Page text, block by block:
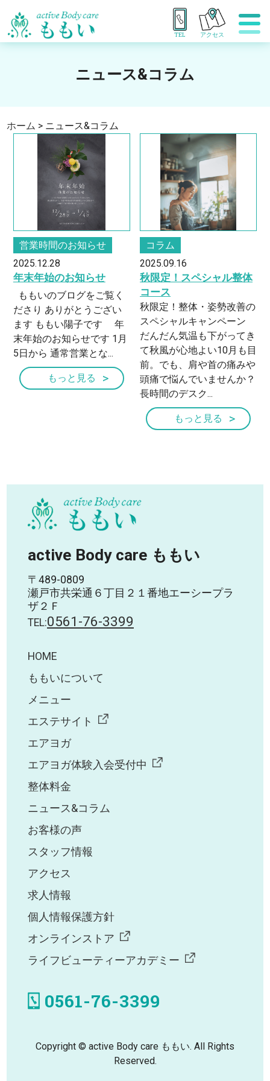
TEL アクセス
ニュース&コラム
ホーム > ニュース&コラム
営業時間のお知らせ
2025.12.28
年末年始のお知らせ
ももいのブログをご覧く
ださり ありがとうござい
ます ももい陽子です 年
末年始のお知らせです 1月
5日から 通常営業とな...
もっと見る
コラム
2025.09.16
秋限定！スペシャル整体
コース
秋限定！整体・姿勢改善の
スペシャルキャンペーン
だんだん気温も下がってき
て秋風が心地よい10月も目
前。でも、肩や首の痛みや
頭痛で悩んでいませんか？
長時間のデスク...
もっと見る
active Body care ももい
〒489-0809
瀬戸市共栄通６丁目２１番地エーシープラ
ザ２Ｆ
TEL:0561-76-3399
HOME
ももいについて
メニュー
エステサイト
エアヨガ
エアヨガ体験入会受付中
整体料金
ニュース&コラム
お客様の声
スタッフ情報
アクセス
求人情報
個人情報保護方針
オンラインストア
ライフビューティーアカデミー
0561-76-3399
Copyright © active Body care ももい. All Rights
Reserved.